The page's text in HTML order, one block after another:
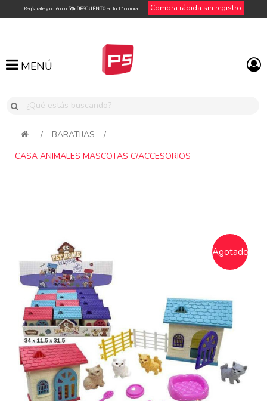
Regístrate y obtén un 5% DESCUENTOen tu 1ª compra Compra rápida sin registro
MENÚ
MENÚ
/ BARATIJAS
/
CASA ANIMALES MASCOTAS C/ACCESORIOS
Agotado